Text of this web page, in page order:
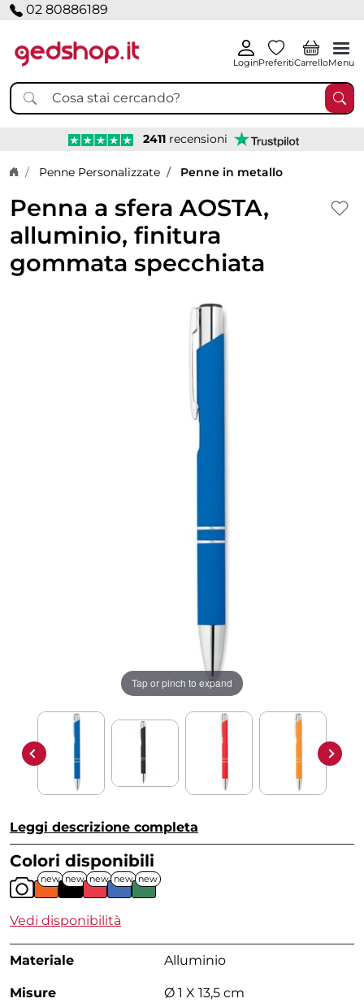
02 80886189
LoginPreferitiCarrelloMenu
2411 recensioni
Home page
Penne Personalizzate Penne in metallo
Penna a sfera AOSTA,
alluminio, finitura
gommata specchiata
Tap or pinch to expand
Leggi descrizione completa
Colori disponibili
new new new new new
Vedi disponibilità
Materiale Alluminio
Misure Ø 1 X 13,5 cm